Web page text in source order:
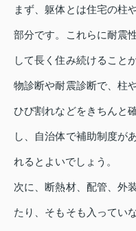
まず、躯体とは住宅の柱
部分です。これらに耐震
して長く住み続けること
物診断や耐震診断で、柱
ひび割れなどをきちんと
し、自治体で補助制度が
れるとよいでしょう。
次に、断熱材、配管、外
たり、そもそも入ってい